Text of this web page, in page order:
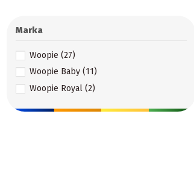
Marka
Woopie(27)
Woopie Baby(11)
Woopie Royal(2)